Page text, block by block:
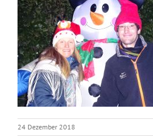
24 Dezember 2018